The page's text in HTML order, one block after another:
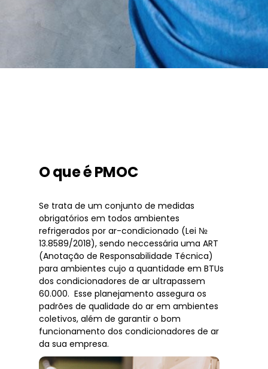
O que é PMOC
Se trata de um conjunto de medidas
obrigatórios em todos ambientes
refrigerados por ar-condicionado (Lei №
13.8589/2018), sendo neccessária uma ART
(Anotação de Responsabilidade Técnica)
para ambientes cujo a quantidade em BTUs
dos condicionadores de ar ultrapassem
60.000. Esse planejamento assegura os
padrões de qualidade do ar em ambientes
coletivos, além de garantir o bom
funcionamento dos condicionadores de ar
da sua empresa.